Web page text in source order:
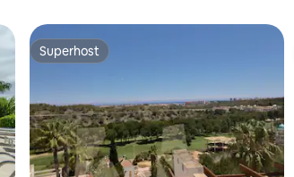
Superhost
Superhost